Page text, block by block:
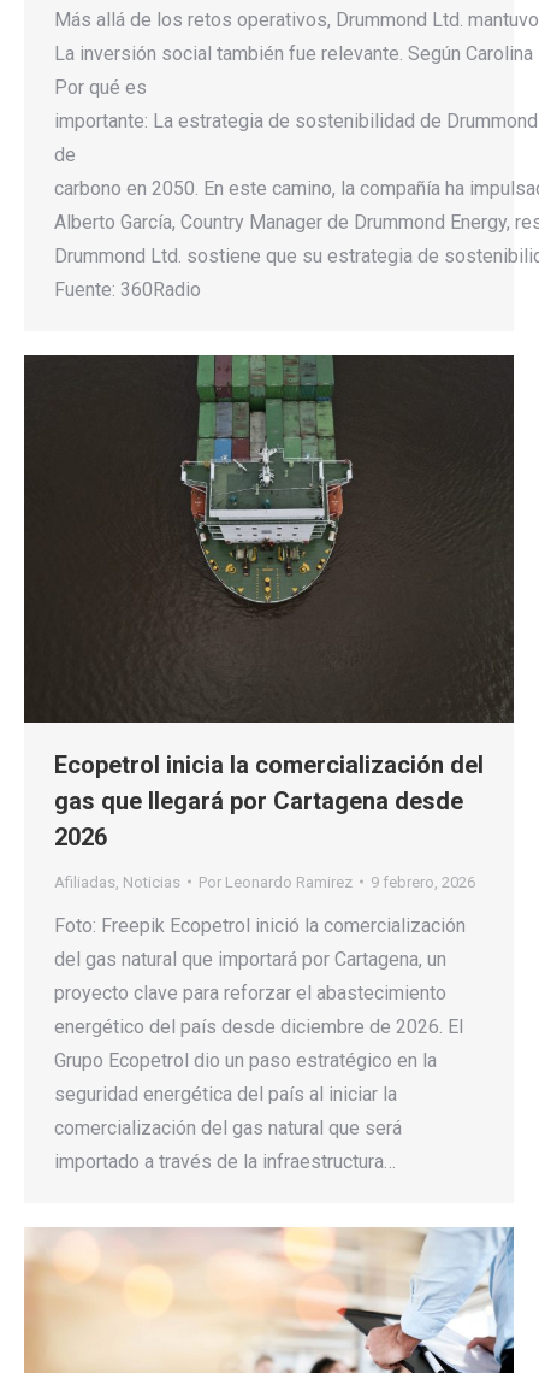
Más allá de los retos operativos, Drummond Ltd.
La inversión social también fue relevante. Según
Por qué es
importante: La estrategia de sostenibilidad de
de
carbono en 2050. En este camino, la compañía ha
Alberto García, Country Manager de Drummond Energy,
Drummond Ltd. sostiene que su estrategia de
Fuente: 360Radio
Ecopetrol inicia la comercialización del
gas que llegará por Cartagena desde
2026
Afiliadas Noticias Por Leonardo Ramirez 9 febrero, 2026
Foto: Freepik Ecopetrol inició la comercialización
del gas natural que importará por Cartagena, un
proyecto clave para reforzar el abastecimiento
energético del país desde diciembre de 2026. El
Grupo Ecopetrol dio un paso estratégico en la
seguridad energética del país al iniciar la
comercialización del gas natural que será
importado a través de la infraestructura…